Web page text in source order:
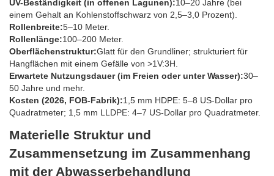
UV-Beständigkeit (in offenen Lagunen):10–20 Jahre (bei
einem Gehalt an Kohlenstoffschwarz von 2,5–3,0 Prozent).
Rollenbreite:5–10 Meter.
Rollenlänge:100–200 Meter.
Oberflächenstruktur:Glatt für den Grundliner; strukturiert für
Hangflächen mit einem Gefälle von >1V:3H.
Erwartete Nutzungsdauer (im Freien oder unter Wasser):30–
50 Jahre und mehr.
Kosten (2026, FOB-Fabrik):1,5 mm HDPE: 5–8 US-Dollar pro
Quadratmeter; 1,5 mm LLDPE: 4–7 US-Dollar pro Quadratmeter.
Materielle Struktur und
Zusammensetzung im Zusammenhang
mit der Abwasserbehandlung